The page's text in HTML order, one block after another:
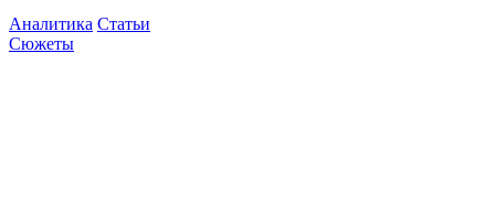
Аналитика Статьи
Сюжеты